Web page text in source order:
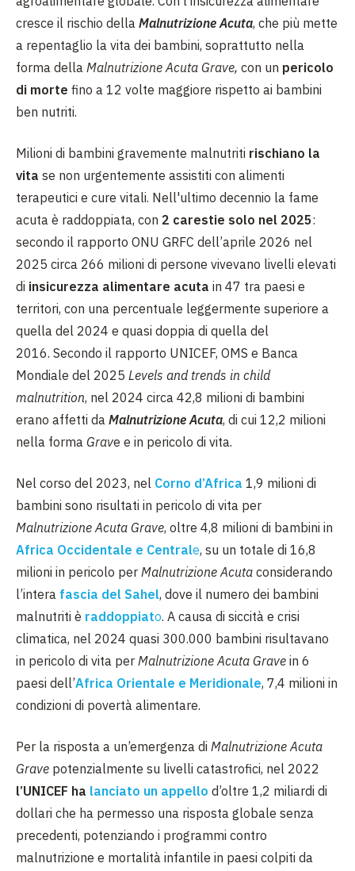
cresce il rischio della Malnutrizione Acuta, che più mette
a repentaglio la vita dei bambini, soprattutto nella
forma della Malnutrizione Acuta Grave, con un pericolo
di morte fino a 12 volte maggiore rispetto ai bambini
ben nutriti.
Milioni di bambini gravemente malnutriti rischiano la
vita se non urgentemente assistiti con alimenti
terapeutici e cure vitali. Nell'ultimo decennio la fame
acuta è raddoppiata, con 2 carestie solo nel 2025:
secondo il rapporto ONU GRFC dell’aprile 2026 nel
2025 circa 266 milioni di persone vivevano livelli elevati
di insicurezza alimentare acuta in 47 tra paesi e
territori, con una percentuale leggermente superiore a
quella del 2024 e quasi doppia di quella del
2016. Secondo il rapporto UNICEF, OMS e Banca
Mondiale del 2025 Levels and trends in child
malnutrition, nel 2024 circa 42,8 milioni di bambini
erano affetti da Malnutrizione Acuta, di cui 12,2 milioni
nella forma Grave e in pericolo di vita.
Nel corso del 2023, nel Corno d’Africa 1,9 milioni di
bambini sono risultati in pericolo di vita per
Malnutrizione Acuta Grave, oltre 4,8 milioni di bambini in
Africa Occidentale e Centrale, su un totale di 16,8
milioni in pericolo per Malnutrizione Acuta considerando
l’intera fascia del Sahel, dove il numero dei bambini
malnutriti è raddoppiato. A causa di siccità e crisi
climatica, nel 2024 quasi 300.000 bambini risultavano
in pericolo di vita per Malnutrizione Acuta Grave in 6
paesi dell’Africa Orientale e Meridionale, 7,4 milioni in
condizioni di povertà alimentare.
Per la risposta a un’emergenza di Malnutrizione Acuta
Grave potenzialmente su livelli catastrofici, nel 2022
l’UNICEF ha lanciato un appello d’oltre 1,2 miliardi di
dollari che ha permesso una risposta globale senza
precedenti, potenziando i programmi contro
malnutrizione e mortalità infantile in paesi colpiti da